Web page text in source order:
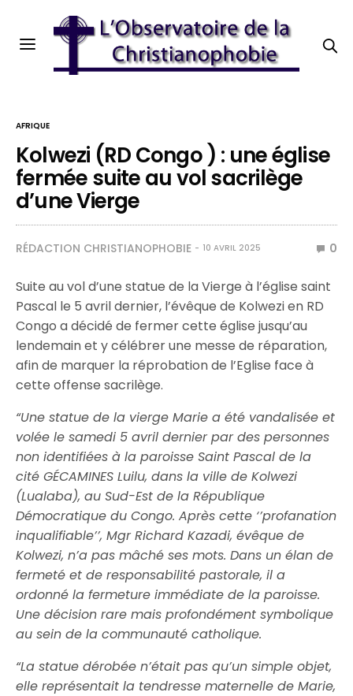
AFRIQUE
Kolwezi (RD Congo ) : une église
fermée suite au vol sacrilège
d’une Vierge
RÉDACTION CHRISTIANOPHOBIE 10 AVRIL 2025 0
Suite au vol d’une statue de la Vierge à l’église saint
Pascal le 5 avril dernier, l’évêque de Kolwezi en RD
Congo a décidé de fermer cette église jusqu’au
lendemain et y célébrer une messe de réparation,
afin de marquer la réprobation de l’Eglise face à
cette offense sacrilège.
“Une statue de la vierge Marie a été vandalisée et
volée le samedi 5 avril dernier par des personnes
non identifiées à la paroisse Saint Pascal de la
cité GÉCAMINES Luilu, dans la ville de Kolwezi
(Lualaba), au Sud-Est de la République
Démocratique du Congo. Après cette ‘’profanation
inqualifiable’’, Mgr Richard Kazadi, évêque de
Kolwezi, n’a pas mâché ses mots. Dans un élan de
fermeté et de responsabilité pastorale, il a
ordonné la fermeture immédiate de la paroisse.
Une décision rare mais profondément symbolique
au sein de la communauté catholique.
“La statue dérobée n’était pas qu’un simple objet,
elle représentait la tendresse maternelle de Marie,